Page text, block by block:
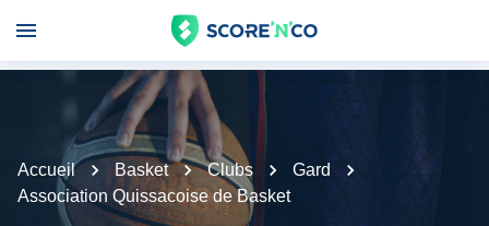
Accueil Basket Clubs
Gard
Association Quissacoise de Basket